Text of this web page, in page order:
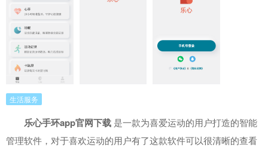
生活服务
乐心手环app官网下载 是一款为喜爱运动的用户打造的智能
管理软件，对于喜欢运动的用户有了这款软件可以很清晰的查看